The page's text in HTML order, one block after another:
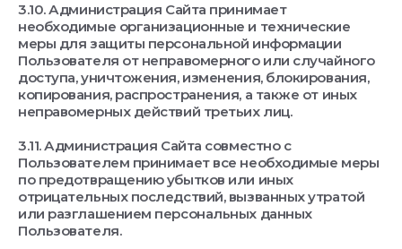
3.10. Администрация Сайта принимает
необходимые организационные и технические
меры для защиты персональной информации
Пользователя от неправомерного или случайного
доступа, уничтожения, изменения, блокирования,
копирования, распространения, а также от иных
неправомерных действий третьих лиц.
3.11. Администрация Сайта совместно с
Пользователем принимает все необходимые меры
по предотвращению убытков или иных
отрицательных последствий, вызванных утратой
или разглашением персональных данных
Пользователя.